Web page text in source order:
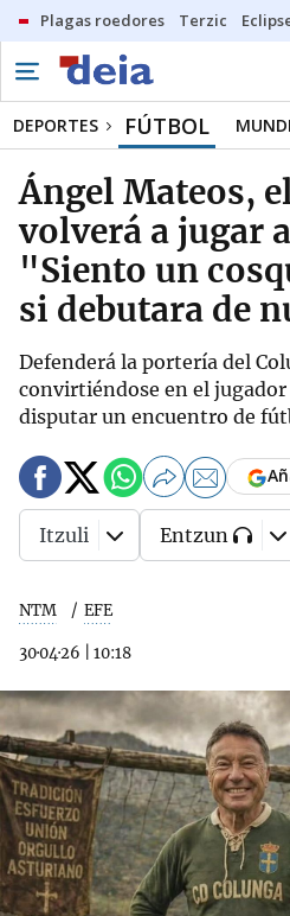
Plagas roedores Terzic
DEPORTES FÚTBOL
Ángel Mateos,
volverá a jugar
"Siento un
si debutara de
Defenderá la portería del
convirtiéndose en el jugador
disputar un encuentro de
NTM EFE
30·04·26 10:18
Itzuli Entzun